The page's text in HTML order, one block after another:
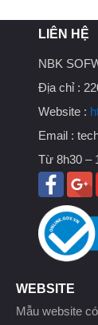
LIÊN HỆ
NBK
Địa chỉ :
Website :
Email :
Từ 8h30 –
WEBSITE
Mẫu website